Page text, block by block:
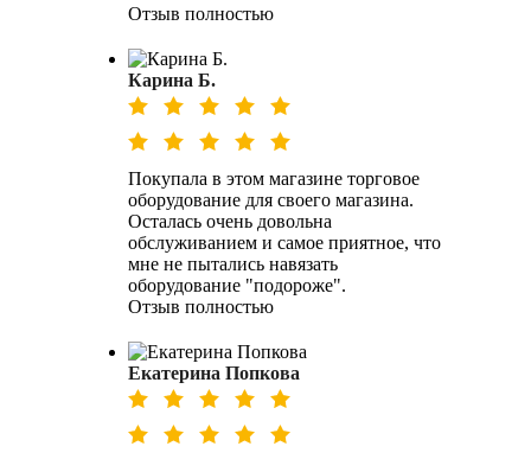
Отзыв полностью
Карина Б.
Покупала в этом магазине торговое
оборудование для своего магазина.
Осталась очень довольна
обслуживанием и самое приятное, что
мне не пытались навязать
оборудование "подороже".
Отзыв полностью
Екатерина Попкова